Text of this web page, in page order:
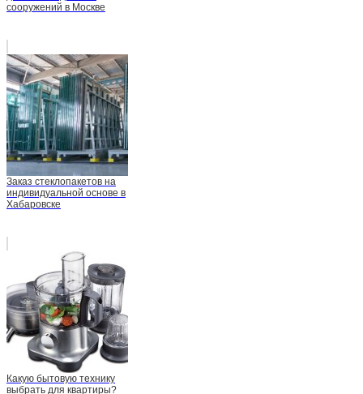
сооружений в Москве
Заказ стеклопакетов на
индивидуальной основе в
Хабаровске
Какую бытовую технику
выбрать для квартиры?